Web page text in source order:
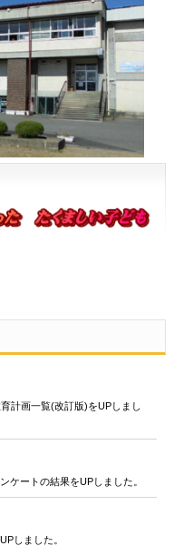
計画一覧(改訂版)をUPしまし
ケートの結果をUPしました。
しました。